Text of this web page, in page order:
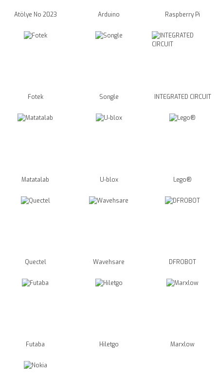
Atölye No 2023 Arduino Raspberry Pi
Fotek Songle INTEGRATED CIRCUIT
Matatalab U-blox Lego®
Quectel Wavehsare DFROBOT
Futaba Hiletgo Marxlow